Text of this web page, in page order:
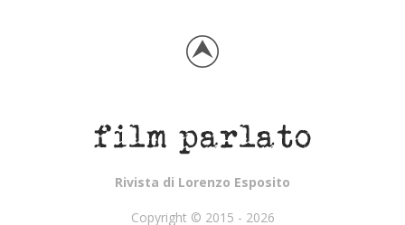
Rivista di Lorenzo Esposito
Copyright © 2015 - 2026